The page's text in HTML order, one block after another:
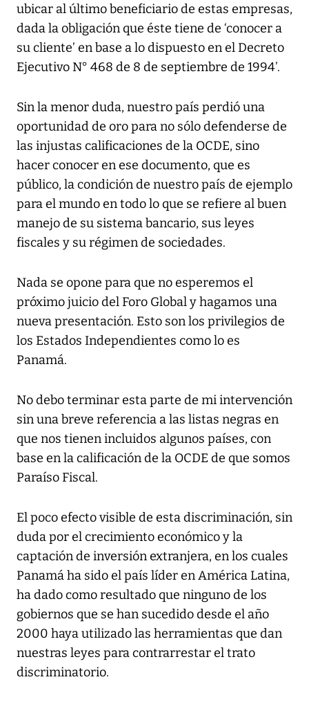
ubicar al último beneficiario de estas empresas,
dada la obligación que éste tiene de ‘conocer a
su cliente’ en base a lo dispuesto en el Decreto
Ejecutivo N° 468 de 8 de septiembre de 1994’.
Sin la menor duda, nuestro país perdió una
oportunidad de oro para no sólo defenderse de
las injustas calificaciones de la OCDE, sino
hacer conocer en ese documento, que es
público, la condición de nuestro país de ejemplo
para el mundo en todo lo que se refiere al buen
manejo de su sistema bancario, sus leyes
fiscales y su régimen de sociedades.
Nada se opone para que no esperemos el
próximo juicio del Foro Global y hagamos una
nueva presentación. Esto son los privilegios de
los Estados Independientes como lo es
Panamá.
No debo terminar esta parte de mi intervención
sin una breve referencia a las listas negras en
que nos tienen incluidos algunos países, con
base en la calificación de la OCDE de que somos
Paraíso Fiscal.
El poco efecto visible de esta discriminación, sin
duda por el crecimiento económico y la
captación de inversión extranjera, en los cuales
Panamá ha sido el país líder en América Latina,
ha dado como resultado que ninguno de los
gobiernos que se han sucedido desde el año
2000 haya utilizado las herramientas que dan
nuestras leyes para contrarrestar el trato
discriminatorio.